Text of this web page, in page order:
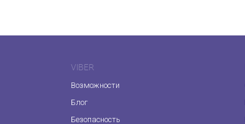
VIBER
Возможности
Блог
Безопасность